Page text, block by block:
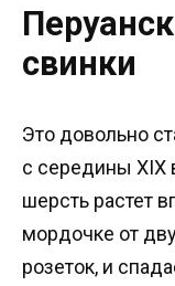
свинки
Это довольно
с середины XIX
шерсть растет
мордочке от
розеток, и